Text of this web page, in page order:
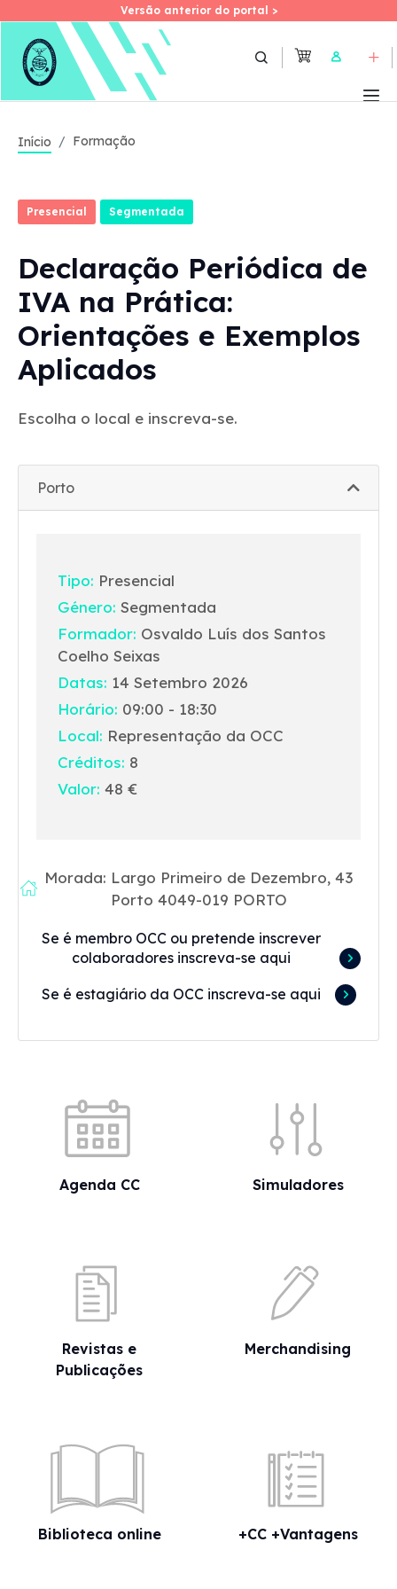
Skip
Versão anterior do portal >
Versão anterior do portal >
User
Início Formação
Presencial Segmentada
Declaração Periódica de
IVA na Prática:
Orientações e Exemplos
Aplicados
Escolha o local e inscreva-se.
Porto
Tipo: Presencial
Género: Segmentada
Formador: Osvaldo Luís dos Santos
Coelho Seixas
Datas: 14 Setembro 2026
Horário: 09:00 - 18:30
Local: Representação da OCC
Créditos: 8
Valor: 48 €
Morada: Largo Primeiro de Dezembro, 43
Porto 4049-019 PORTO
Se é membro OCC ou pretende inscrever
colaboradores inscreva-se aqui
Se é estagiário da OCC inscreva-se aqui
Agenda CC Simuladores
Revistas e
Publicações
Merchandising
Biblioteca online +CC +Vantagens